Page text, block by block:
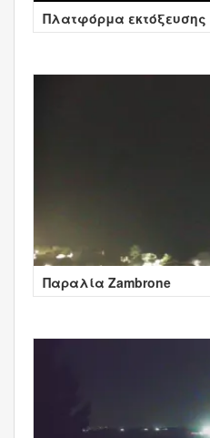
Πλατφόρμα εκτόξευσης
- Tropea
Παραλία Zambrone